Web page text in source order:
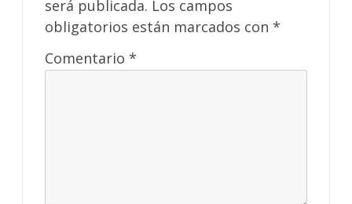
será publicada. Los campos
obligatorios están marcados con *
Comentario *